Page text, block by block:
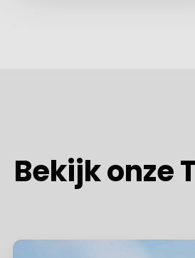
Bekijk onze